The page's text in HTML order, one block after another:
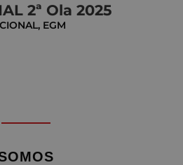
2ª Ola 2025
, EGM